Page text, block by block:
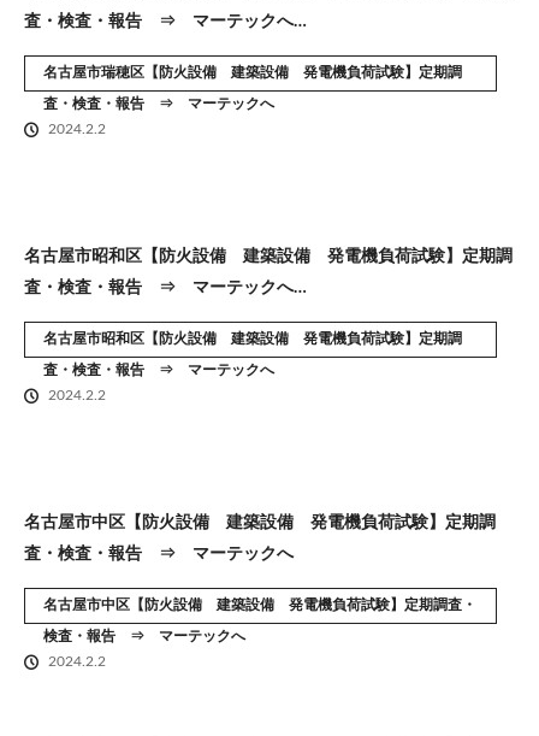
査・検査・報告 ⇒ マーテックへ…
名古屋市瑞穂区【防火設備 建築設備 発電機負荷試験】定期調
査・検査・報告 ⇒ マーテックへ
2024.2.2
名古屋市昭和区【防火設備 建築設備 発電機負荷試験】定期調
査・検査・報告 ⇒ マーテックへ…
名古屋市昭和区【防火設備 建築設備 発電機負荷試験】定期調
査・検査・報告 ⇒ マーテックへ
2024.2.2
名古屋市中区【防火設備 建築設備 発電機負荷試験】定期調
査・検査・報告 ⇒ マーテックへ
名古屋市中区【防火設備 建築設備 発電機負荷試験】定期調査・
検査・報告 ⇒ マーテックへ
2024.2.2